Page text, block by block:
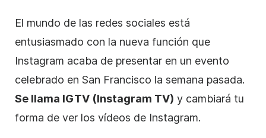
El mundo de las redes sociales está
entusiasmado con la nueva función que
Instagram acaba de presentar en un evento
celebrado en San Francisco la semana pasada.
Se llama IGTV (Instagram TV) y cambiará tu
forma de ver los vídeos de Instagram.